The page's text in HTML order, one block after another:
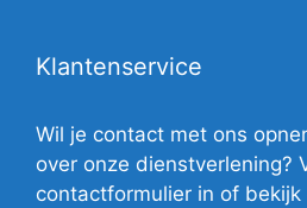
Klantenservice
Wil je contact met ons
over onze dienstverlening?
contactformulier in of bekijk